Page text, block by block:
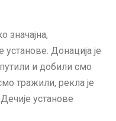
значајна,
Донација је
и добили смо
тражили, рекла је
установе